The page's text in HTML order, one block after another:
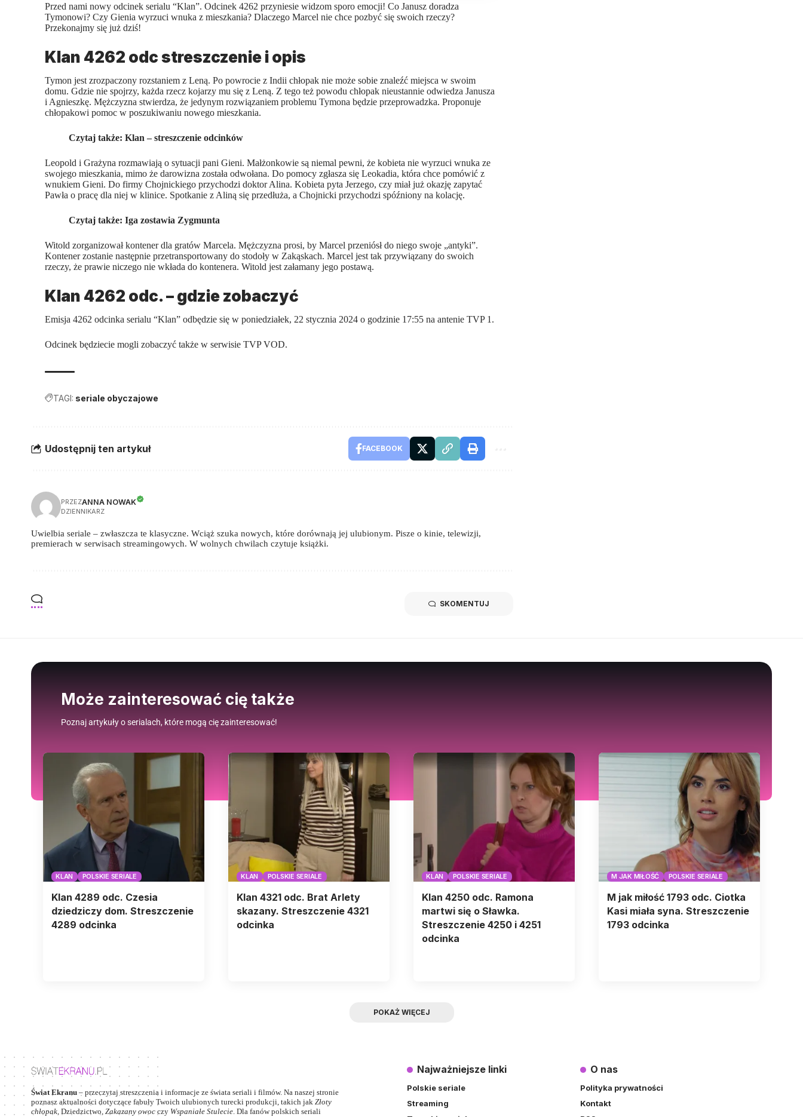
Przed nami nowy odcinek serialu “Klan”. Odcinek 4262 przyniesie widzom sporo emocji! Co Janusz doradza
Tymonowi? Czy Gienia wyrzuci wnuka z mieszkania? Dlaczego Marcel nie chce pozbyć się swoich rzeczy?
Przekonajmy się już dziś!
Klan 4262 odc streszczenie i opis
Tymon jest zrozpaczony rozstaniem z Leną. Po powrocie z Indii chłopak nie może sobie znaleźć miejsca w swoim
domu. Gdzie nie spojrzy, każda rzecz kojarzy mu się z Leną. Z tego też powodu chłopak nieustannie odwiedza Janusza
i Agnieszkę. Mężczyzna stwierdza, że jedynym rozwiązaniem problemu Tymona będzie przeprowadzka. Proponuje
chłopakowi pomoc w poszukiwaniu nowego mieszkania.
Czytaj także:Klan – streszczenie odcinków
Leopold i Grażyna rozmawiają o sytuacji pani Gieni. Małżonkowie są niemal pewni, że kobieta nie wyrzuci wnuka ze
swojego mieszkania, mimo że darowizna została odwołana. Do pomocy zgłasza się Leokadia, która chce pomówić z
wnukiem Gieni. Do firmy Chojnickiego przychodzi doktor Alina. Kobieta pyta Jerzego, czy miał już okazję zapytać
Pawła o pracę dla niej w klinice. Spotkanie z Aliną się przedłuża, a Chojnicki przychodzi spóźniony na kolację.
Czytaj także:Iga zostawia Zygmunta
Witold zorganizował kontener dla gratów Marcela. Mężczyzna prosi, by Marcel przeniósł do niego swoje „antyki”.
Kontener zostanie następnie przetransportowany do stodoły w Zakąskach. Marcel jest tak przywiązany do swoich
rzeczy, że prawie niczego nie wkłada do kontenera. Witold jest załamany jego postawą.
Klan 4262 odc. – gdzie zobaczyć
Emisja 4262 odcinka serialu “Klan” odbędzie się w poniedziałek, 22 stycznia 2024 o godzinie 17:55 na antenie TVP 1.
Odcinek będziecie mogli zobaczyć także w serwisie TVP VOD.
TAGI: seriale obyczajowe
Udostępnij ten artykuł FACEBOOK
PRZEZANNA NOWAK
DZIENNIKARZ
Uwielbia seriale – zwłaszcza te klasyczne. Wciąż szuka nowych, które dorównają jej ulubionym. Pisze o kinie, telewizji,
premierach w serwisach streamingowych. W wolnych chwilach czytuje książki.
SKOMENTUJ
Może zainteresować cię także
Poznaj artykuły o serialach, które mogą cię zainteresować!
KLAN POLSKIE SERIALE
Klan 4289 odc. Czesia
dziedziczy dom. Streszczenie
4289 odcinka
KLAN POLSKIE SERIALE
Klan 4321 odc. Brat Arlety
skazany. Streszczenie 4321
odcinka
KLAN POLSKIE SERIALE
Klan 4250 odc. Ramona
martwi się o Sławka.
Streszczenie 4250 i 4251
odcinka
M JAK MIŁOŚĆ POLSKIE SERIALE
M jak miłość 1793 odc. Ciotka
Kasi miała syna. Streszczenie
1793 odcinka
POKAŻ WIĘCEJ
Świat Ekranu – przeczytaj streszczenia i informacje ze świata seriali i filmów. Na naszej stronie
poznasz aktualności dotyczące fabuły Twoich ulubionych turecki produkcji, takich jak Złoty
chłopak Dziedzictwo Zakazany owoc czy Wspaniałe Stulecie . Dla fanów polskich seriali
Najważniejsze linki
Polskie seriale
Streaming
O nas
Polityka prywatności
Kontakt